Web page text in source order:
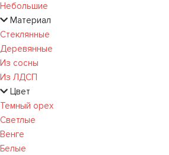
Небольшие
Материал
Стеклянные
Деревянные
Из сосны
Из ЛДСП
Цвет
Темный орех
Светлые
Венге
Белые